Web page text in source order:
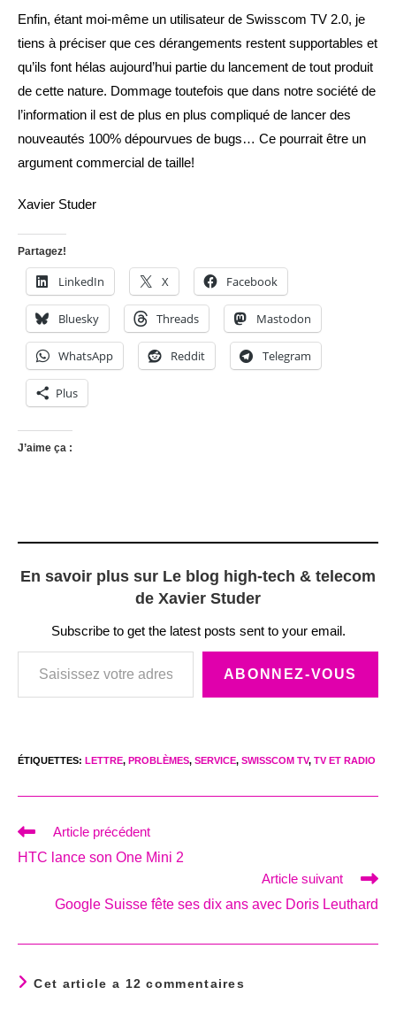
Enfin, étant moi-même un utilisateur de Swisscom TV 2.0, je
tiens à préciser que ces dérangements restent supportables et
qu’ils font hélas aujourd’hui partie du lancement de tout produit
de cette nature. Dommage toutefois que dans notre société de
l’information il est de plus en plus compliqué de lancer des
nouveautés 100% dépourvues de bugs… Ce pourrait être un
argument commercial de taille!
Xavier Studer
Partagez!
LinkedIn X Facebook
Bluesky Threads Mastodon
WhatsApp Reddit Telegram
Plus
J’aime ça :
En savoir plus sur Le blog high-tech & telecom
de Xavier Studer
Subscribe to get the latest posts sent to your email.
Saisissez votre adresse e-mail…
ABONNEZ-VOUS
ÉTIQUETTES: LETTRE, PROBLÈMES, SERVICE, SWISSCOM TV, TV ET RADIO
Read
articles
Article précédent
HTC lance son One Mini 2
Article suivant
Google Suisse fête ses dix ans avec Doris Leuthard
Cet article a 12 commentaires